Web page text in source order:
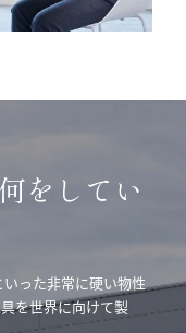
をしてい
った非常に硬い物性
を世界に向けて製